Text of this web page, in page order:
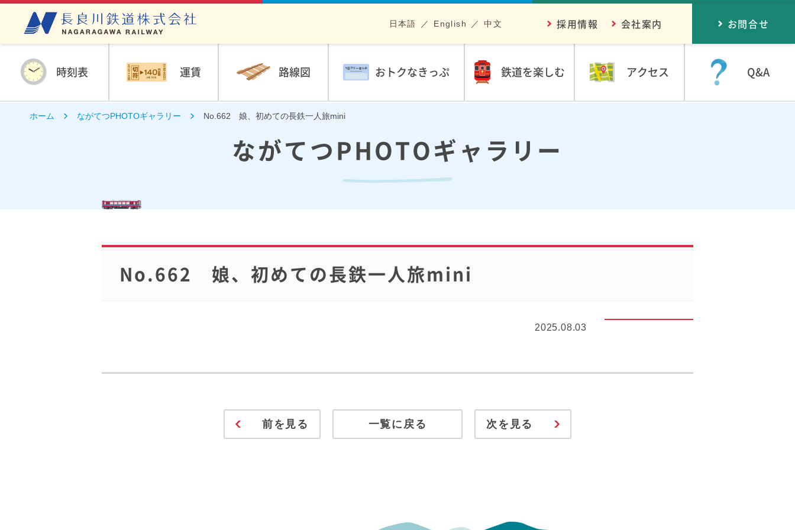
時刻表 運賃 路線図 おトクなきっぷ 鉄道を楽しむ アクセス Q&A
採用情報 会社案内
日本語 English 中文 お問合せ
ホーム ながてつPHOTOギャラリー No.662 娘、初めての長鉄一人旅mini
ながてつPHOTOギャラリー
No.662 娘、初めての長鉄一人旅mini
2025.08.03
前を見る 一覧に戻る 次を見る